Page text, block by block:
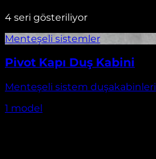
4 seri gösteriliyor
Pivot Kapı Duş Kabini
Menteşeli sistem duşakabinleri
1 model